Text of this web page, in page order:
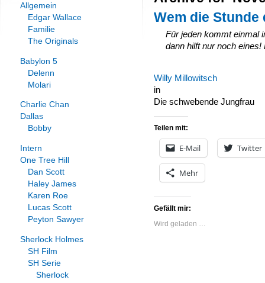
Wem die
Für jeden kommt einmal
dann hilft nur noch
Willy Millowitsch
in
Die schwebende Jungfrau
Teilen mit:
E-Mail Twitter
Mehr
Gefällt mir:
Wird geladen …
Allgemein
Edgar Wallace
Familie
The Originals
Babylon 5
Delenn
Molari
Charlie Chan
Dallas
Bobby
Intern
One Tree Hill
Dan Scott
Haley James
Karen Roe
Lucas Scott
Peyton Sawyer
Sherlock Holmes
SH Film
SH Serie
Sherlock